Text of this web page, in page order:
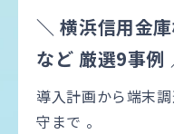
＼ 横浜信用金
など 厳選9事例
導入計画から端末
守まで 。